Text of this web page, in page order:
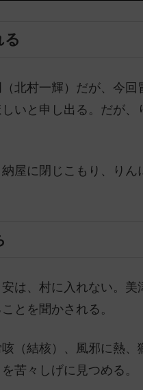
る
北村一輝）だが、今
いと申し出る。だが
屋に閉じこもり、り
は、村に入れない。
とを聞かされる。
（結核）、風邪に熱
苦々しげに見つめる。